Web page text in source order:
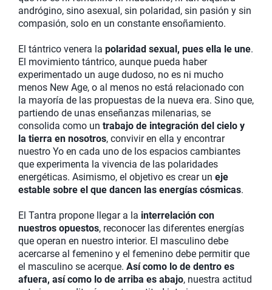
andrógino, sino asexual, sin polaridad, sin pasión y sin
compasión, solo en un constante ensoñamiento.
El tántrico venera la polaridad sexual, pues ella le une.
El movimiento tántrico, aunque pueda haber
experimentado un auge dudoso, no es ni mucho
menos New Age, o al menos no está relacionado con
la mayoría de las propuestas de la nueva era. Sino que,
partiendo de unas enseñanzas milenarias, se
consolida como un trabajo de integración del cielo y
la tierra en nosotros, convivir en ella y encontrar
nuestro Yo en cada uno de los espacios cambiantes
que experimenta la vivencia de las polaridades
energéticas. Asimismo, el objetivo es crear un eje
estable sobre el que dancen las energías cósmicas.
El Tantra propone llegar a la interrelación con
nuestros opuestos, reconocer las diferentes energías
que operan en nuestro interior. El masculino debe
acercarse al femenino y el femenino debe permitir que
el masculino se acerque. Así como lo de dentro es
afuera, así como lo de arriba es abajo, nuestra actitud